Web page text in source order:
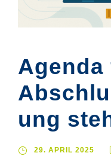
Agenda
ung
29. APRIL 2025